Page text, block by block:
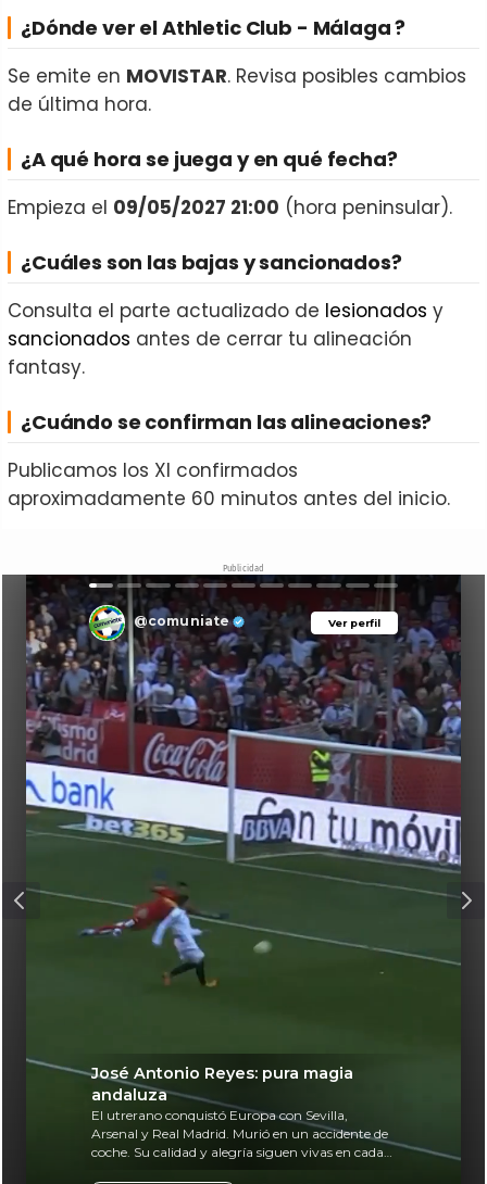
¿Dónde ver el Athletic Club - Málaga ?
Se emite en MOVISTAR. Revisa posibles cambios
de última hora.
¿A qué hora se juega y en qué fecha?
Empieza el 09/05/2027 21:00 (hora peninsular).
¿Cuáles son las bajas y sancionados?
Consulta el parte actualizado de lesionados y
sancionados antes de cerrar tu alineación
fantasy.
¿Cuándo se confirman las alineaciones?
Publicamos los XI confirmados
aproximadamente 60 minutos antes del inicio.
Publicidad
Ver perfil
@comuniate Ver perfil
José Antonio Reyes: pura magia
andaluza
El utrerano conquistó Europa con Sevilla,
Arsenal y Real Madrid. Murió en un accidente de
coche. Su calidad y alegría siguen vivas en cada